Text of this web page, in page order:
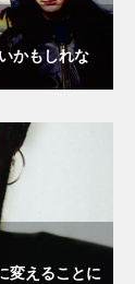
かもしれな
変えることに